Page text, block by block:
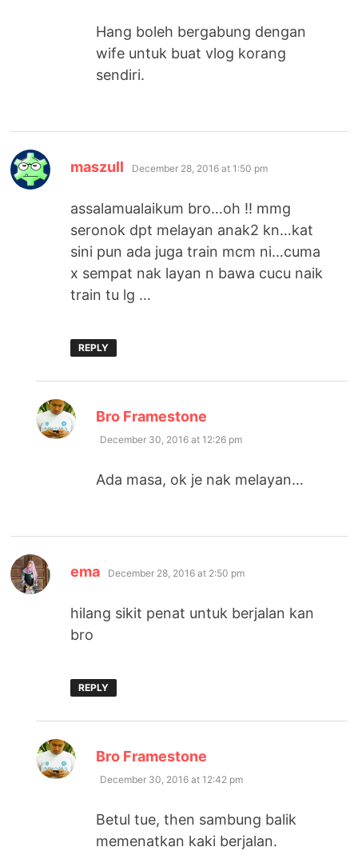
Hang boleh bergabung dengan
wife untuk buat vlog korang
sendiri.
maszull says:
December 28, 2016 at 1:50 pm
assalamualaikum bro…oh !! mmg
seronok dpt melayan anak2 kn…kat
sini pun ada juga train mcm ni…cuma
x sempat nak layan n bawa cucu naik
train tu lg …
REPLY
Bro Framestone
December 30, 2016 at 12:26 pm
Ada masa, ok je nak melayan…
ema says:
December 28, 2016 at 2:50 pm
hilang sikit penat untuk berjalan kan
bro
REPLY
Bro Framestone
December 30, 2016 at 12:42 pm
Betul tue, then sambung balik
memenatkan kaki berjalan.